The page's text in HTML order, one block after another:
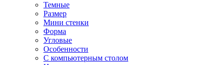
Темные
Размер
Мини стенки
Форма
Угловые
Особенности
С компьютерным столом